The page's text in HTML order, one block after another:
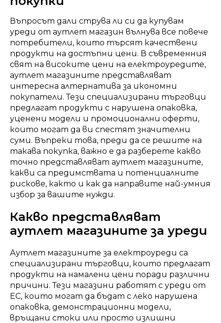
Въпросът дали струва ли си да купувам
уреди от аутлет магазин вълнува все повече
потребители, които търсят качествени
продукти на достъпни цени. В съвременния
свят на високите цени на електроуредите,
аутлет магазините представляват
интересна алтернатива за икономни
покупатели. Тези специализирани търговци
предлагат продукти с нарушена опаковка,
уценени модели и промоционални оферти,
които могат да ви спестят значителни
суми. Въпреки това, преди да се решите на
такава покупка, важно е да разберете какво
точно представляват аутлет магазините,
какви са предимствата и потенциалните
рискове, както и как да направите най-умния
избор за вашите нужди.
Какво представляват
аутлет магазините за уреди
Аутлет магазините за електроуреди са
специализирани търговци, които предлагат
продукти на намалени цени поради различни
причини. Тези магазини работят с уреди от
ЕС, които могат да бъдат с леко нарушена
опаковка, демонстрационни модели,
връщани стоки или просто излишни